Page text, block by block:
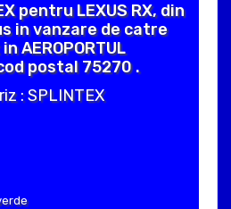
pentru LEXUS RX, din
in vanzare de catre
AEROPORTUL
cod postal 75270 .
: SPLINTEX